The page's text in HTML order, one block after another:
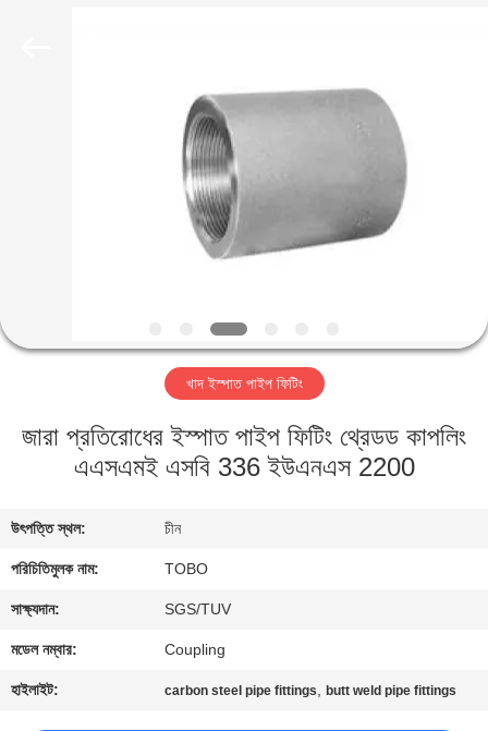
কারখানা
যোগাযোগ
করুন
খবর
খাদ ইস্পাত পাইপ ফিটিং
জারা প্রতিরোধের ইস্পাত পাইপ ফিটিং থ্রেডড কাপলিং
এএসএমই এসবি 336 ইউএনএস 2200
উৎপত্তি স্থল: চীন
পরিচিতিমুলক নাম: TOBO
সাক্ষ্যদান: SGS/TUV
মডেল নম্বার: Coupling
হাইলাইট: carbon steel pipe fittings,butt weld pipe fittings